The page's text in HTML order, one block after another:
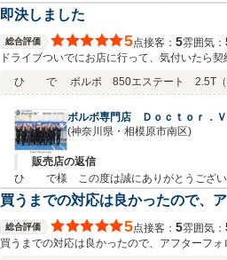
永いお付き合いをお願いいたします。
即決しました
総合評価 5点接客： 5雰囲気：
ドライブついでにお店に行って、気付いたら
ひ で
ボルボ 850エステート 2.5T
ボルボ専門店 Ｄｏｃｔｏｒ．Ｖ
(神奈川県・相模原市南区)
販売店の返信
ひ で様 この度は誠にありがとうございま
しいイベントを企画してまいりますので是
買うまでの対応は良かったので、
総合評価 5点接客： 5雰囲気：
買うまでの対応は良かったので、アフターフ